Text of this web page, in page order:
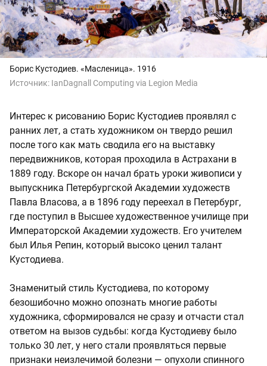
Борис Кустодиев. «Масленица». 1916
Источник: IanDagnall Computing via Legion Media
Интерес к рисованию Борис Кустодиев проявлял с
ранних лет, а стать художником он твердо решил
после того как мать сводила его на выставку
передвижников, которая проходила в Астрахани в
1889 году. Вскоре он начал брать уроки живописи у
выпускника Петербургской Академии художеств
Павла Власова, а в 1896 году переехал в Петербург,
где поступил в Высшее художественное училище при
Императорской Академии художеств. Его учителем
был Илья Репин, который высоко ценил талант
Кустодиева.
Знаменитый стиль Кустодиева, по которому
безошибочно можно опознать многие работы
художника, сформировался не сразу и отчасти стал
ответом на вызов судьбы: когда Кустодиеву было
только 30 лет, у него стали проявляться первые
признаки неизлечимой болезни — опухоли спинного